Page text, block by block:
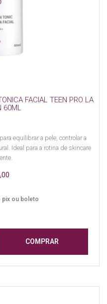
FACIAL TEEN PRO LA
60ML
equilibrar a pele, controlar a
Ideal para a rotina de skincare
pix ou boleto
COMPRAR